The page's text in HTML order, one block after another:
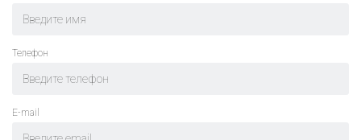
Телефон
E-mail